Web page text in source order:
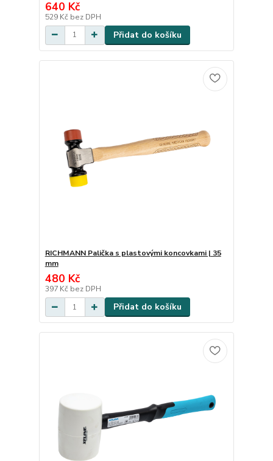
640 Kč
529 Kč bez DPH
Přidat do košíku
RICHMANN Palička s plastovými koncovkami | 35
mm
480 Kč
397 Kč bez DPH
Přidat do košíku